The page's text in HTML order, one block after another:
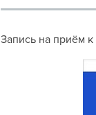
Запись на приём к